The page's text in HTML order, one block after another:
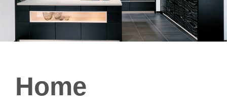
Home